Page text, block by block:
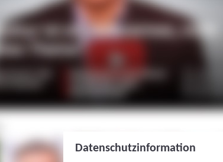
Datenschutzinformation